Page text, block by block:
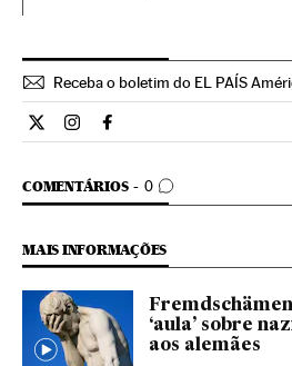
Receba o boletim do EL PAÍS
Internacional El País Brasil en
Internacional El País Brasil
Internacional El País
COMENTÁRIOS 0
COMENTÁRIOS
MAIS INFORMAÇÕES
‘aula’ sobre
aos alemães